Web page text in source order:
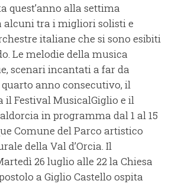
quest’anno alla settima
alcuni tra i migliori solisti e
italiane che si sono esibiti
Le melodie della musica
scenari incantati a far da
anno consecutivo, il
il Festival MusicalGiglio e il
in programma dal 1 al 15
Comune del Parco artistico
della Val d’Orcia. Il
26 luglio alle 22 la Chiesa
a Giglio Castello ospita